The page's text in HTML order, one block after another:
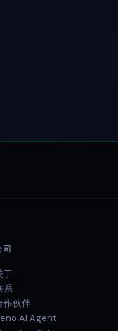
司
于
系
作伙伴
AI Agent